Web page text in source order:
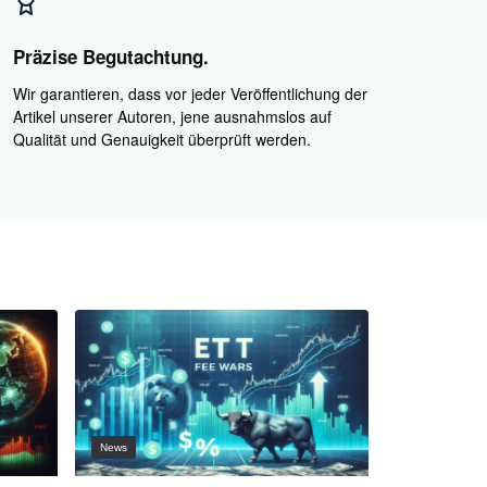
Präzise Begutachtung.
Wir garantieren, dass vor jeder Veröffentlichung der
Artikel unserer Autoren, jene ausnahmslos auf
Qualität und Genauigkeit überprüft werden.
News